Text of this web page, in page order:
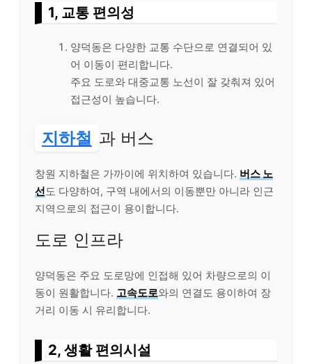
1, 교통 편의성
양덕동은 다양한 교통 수단으로 연결되어 있
어 이동이 편리합니다.
주요 도로와 대중교통 노선이 잘 갖춰져 있어
접근성이 높습니다.
지하철 과 버스
창원 지하철은 가까이에 위치하여 있습니다. 버스 노
선도 다양하여, 구역 내에서의 이동뿐만 아니라 인근
지역으로의 접근이 용이합니다.
도로 인프라
양덕동은 주요 도로망에 인접해 있어 차량으로의 이
동이 원활합니다. 고속도로와의 연결도 용이하여 장
거리 이동 시 유리합니다.
2, 생활 편의시설